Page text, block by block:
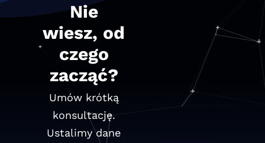
Nie
wiesz, od
czego
zacząć?
Umów krótką
konsultację.
Ustalimy dane